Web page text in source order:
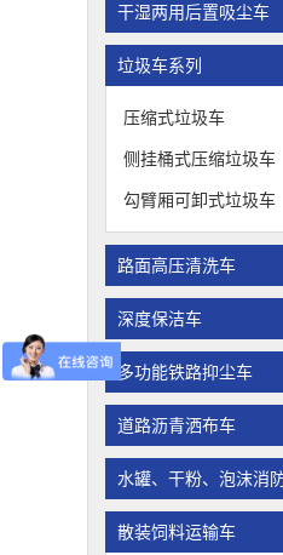
干湿两用后置吸尘车
垃圾车系列
压缩式垃圾车
侧挂桶式压缩垃圾车
勾臂厢可卸式垃圾车
路面高压清洗车
深度保洁车
多功能铁路抑尘车
道路沥青洒布车
水罐、干粉、泡沫消
散装饲料运输车